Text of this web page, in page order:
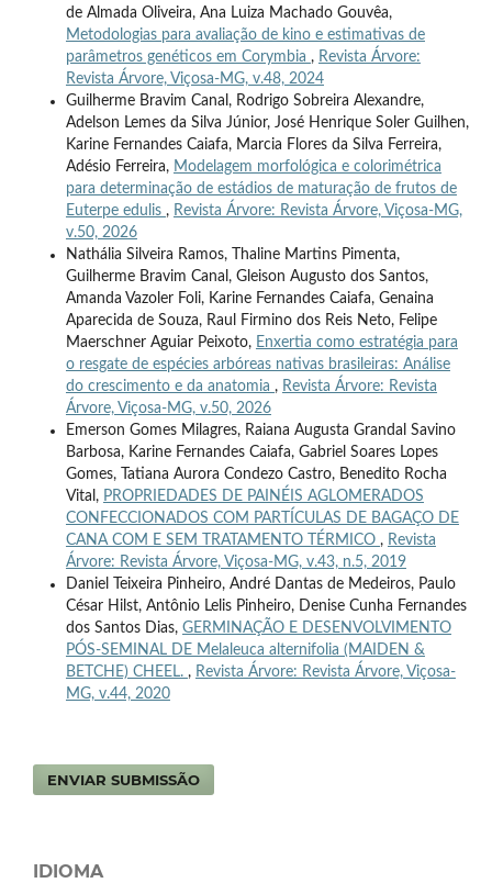
de Almada Oliveira, Ana Luiza Machado Gouvêa,
Metodologias para avaliação de kino e estimativas de
parâmetros genéticos em Corymbia , Revista Árvore:
Revista Árvore, Viçosa-MG, v.48, 2024
Guilherme Bravim Canal, Rodrigo Sobreira Alexandre,
Adelson Lemes da Silva Júnior, José Henrique Soler Guilhen,
Karine Fernandes Caiafa, Marcia Flores da Silva Ferreira,
Adésio Ferreira, Modelagem morfológica e colorimétrica
para determinação de estádios de maturação de frutos de
Euterpe edulis , Revista Árvore: Revista Árvore, Viçosa-MG,
v.50, 2026
Nathália Silveira Ramos, Thaline Martins Pimenta,
Guilherme Bravim Canal, Gleison Augusto dos Santos,
Amanda Vazoler Foli, Karine Fernandes Caiafa, Genaina
Aparecida de Souza, Raul Firmino dos Reis Neto, Felipe
Maerschner Aguiar Peixoto, Enxertia como estratégia para
o resgate de espécies arbóreas nativas brasileiras: Análise
do crescimento e da anatomia , Revista Árvore: Revista
Árvore, Viçosa-MG, v.50, 2026
Emerson Gomes Milagres, Raiana Augusta Grandal Savino
Barbosa, Karine Fernandes Caiafa, Gabriel Soares Lopes
Gomes, Tatiana Aurora Condezo Castro, Benedito Rocha
Vital, PROPRIEDADES DE PAINÉIS AGLOMERADOS
CONFECCIONADOS COM PARTÍCULAS DE BAGAÇO DE
CANA COM E SEM TRATAMENTO TÉRMICO , Revista
Árvore: Revista Árvore, Viçosa-MG, v.43, n.5, 2019
Daniel Teixeira Pinheiro, André Dantas de Medeiros, Paulo
César Hilst, Antônio Lelis Pinheiro, Denise Cunha Fernandes
dos Santos Dias, GERMINAÇÃO E DESENVOLVIMENTO
PÓS-SEMINAL DE Melaleuca alternifolia (MAIDEN &
BETCHE) CHEEL. , Revista Árvore: Revista Árvore, Viçosa-
MG, v.44, 2020
ENVIAR SUBMISSÃO
IDIOMA